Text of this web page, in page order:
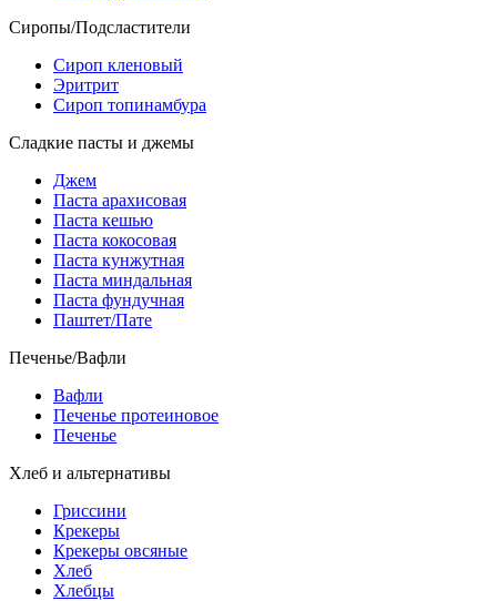
Сиропы/Подсластители
Сироп кленовый
Эритрит
Сироп топинамбура
Сладкие пасты и джемы
Джем
Паста арахисовая
Паста кешью
Паста кокосовая
Паста кунжутная
Паста миндальная
Паста фундучная
Паштет/Пате
Печенье/Вафли
Вафли
Печенье протеиновое
Печенье
Хлеб и альтернативы
Гриссини
Крекеры
Крекеры овсяные
Хлеб
Хлебцы